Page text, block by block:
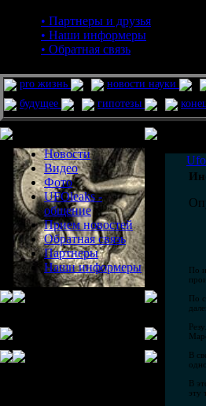
• Партнеры и друзья
• Наши информеры
• Обратная связь
pro жизнь новости науки
будущее
гипотезы
Новости
Видео
Фото
UFOleaks -
общение
Прием новостей
Обратная связь
Партнеры
Наши информеры
По
По
В
В
эту